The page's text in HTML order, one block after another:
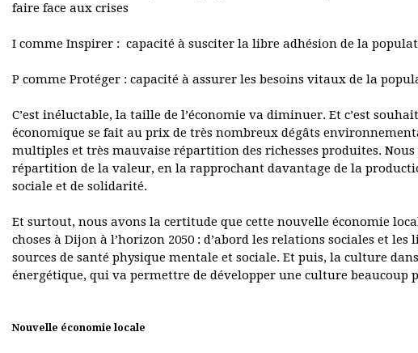
faire face aux crises
I comme Inspirer : capacité à susciter la libre adhésion de la
P comme Protéger : capacité à assurer les besoins vitaux de la
C’est inéluctable, la taille de l’économie va diminuer. Et c’est
économique se fait au prix de très nombreux dégâts
multiples et très mauvaise répartition des richesses produites.
répartition de la valeur, en la rapprochant davantage de la
sociale et de solidarité.
Et surtout, nous avons la certitude que cette nouvelle économie
choses à Dijon à l’horizon 2050 : d’abord les relations sociales et
sources de santé physique mentale et sociale. Et puis, la culture
énergétique, qui va permettre de développer une culture beaucoup
Nouvelle économie locale